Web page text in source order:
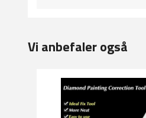
Vi anbefaler også